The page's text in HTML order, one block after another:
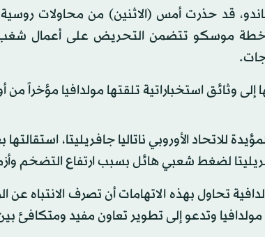
قد حذرت أمس (الاثنين) من محاولات
خطة موسكو تتضمن التحريض على أعمال
وثائق استخباراتية تلقتها مولدافيا مؤخراً من
للاتحاد الأوروبي ناتاليا جافريليتا،
لضغط شعبي هائل بسبب ارتفاع التضخم وأزمة
تحاول بهذه الاتهامات أن تصرف الانتباه
وتدعو إلى تطوير تعاون مفيد ومتكافئ